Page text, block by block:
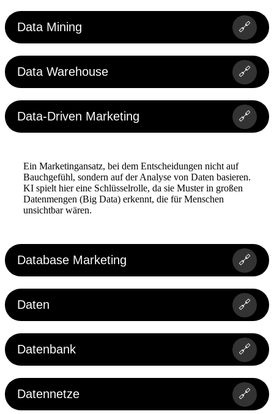
Data Mining 🔗
Data Warehouse 🔗
Data-Driven Marketing 🔗
Ein Marketingansatz, bei dem Entscheidungen nicht auf
Bauchgefühl, sondern auf der Analyse von Daten basieren.
KI spielt hier eine Schlüsselrolle, da sie Muster in großen
Datenmengen (Big Data) erkennt, die für Menschen
unsichtbar wären.
Database Marketing 🔗
Daten 🔗
Datenbank 🔗
Datennetze 🔗